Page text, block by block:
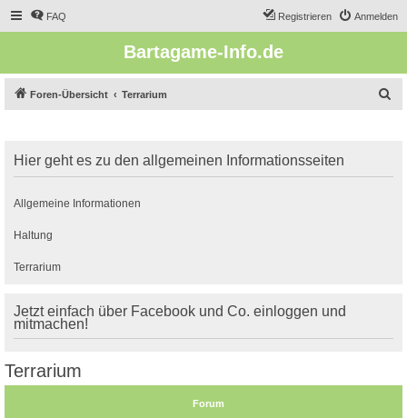
FAQ Anmelden
Registrieren
Bartagame-Info.de
Foren-Übersicht Terrarium
e
Hier geht es zu den allgemeinen Informationsseiten
Allgemeine Informationen
Haltung
Terrarium
Jetzt einfach über Facebook und Co. einloggen und
mitmachen!
Terrarium
Forum